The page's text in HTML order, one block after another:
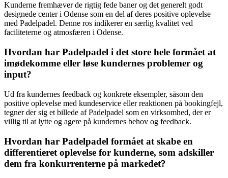
Kunderne fremhæver de rigtig fede baner og det generelt godt
designede center i Odense som en del af deres positive oplevelse
med Padelpadel. Denne ros indikerer en særlig kvalitet ved
faciliteterne og atmosfæren i Odense.
Hvordan har Padelpadel i det store hele formået at
imødekomme eller løse kundernes problemer og
input?
Ud fra kundernes feedback og konkrete eksempler, såsom den
positive oplevelse med kundeservice eller reaktionen på bookingfejl,
tegner der sig et billede af Padelpadel som en virksomhed, der er
villig til at lytte og agere på kundernes behov og feedback.
Hvordan har Padelpadel formået at skabe en
differentieret oplevelse for kunderne, som adskiller
dem fra konkurrenterne på markedet?